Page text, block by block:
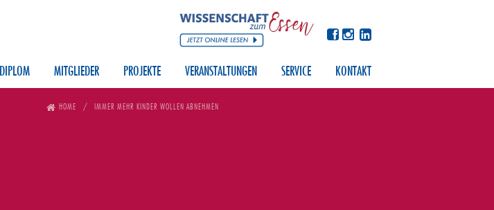
MITGLIEDER PROJEKTE VERANSTALTUNGEN SERVICE KONTAKT
HOME IMMER MEHR KINDER WOLLEN ABNEHMEN